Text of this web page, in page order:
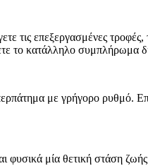
τις επεξεργασμένες
το κατάλληλο συμπλήρωμα
με γρήγορο ρυθμό.
μία θετική στάση ζωής